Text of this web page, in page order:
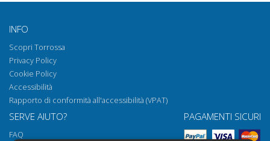
INFO
Scopri Torrossa
Privacy Policy
Cookie Policy
Accessibilità
Rapporto di conformità all'accessibilità (VPAT)
SERVE AIUTO?
FAQ
PAGAMENTI SICURI